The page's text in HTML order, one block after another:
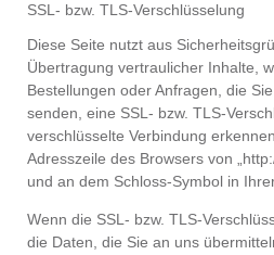
SSL- bzw. TLS-Verschlüsselung
Diese Seite nutzt aus
Übertragung vertraulicher Inhalte,
Bestellungen oder Anfragen, die
senden, eine SSL- bzw. TLS-
verschlüsselte Verbindung
Adresszeile des Browsers von
und an dem Schloss-Symbol in
Wenn die SSL- bzw. TLS-
die Daten, die Sie an uns